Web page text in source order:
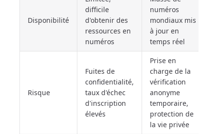
Disponibilité
difficile
d'obtenir des
ressources en
numéros
numéros
mondiaux mis
à jour en
temps réel
Risque
Fuites de
confidentialité,
taux d'échec
d'inscription
élevés
Prise en
charge de la
vérification
anonyme
temporaire,
protection de
la vie privée